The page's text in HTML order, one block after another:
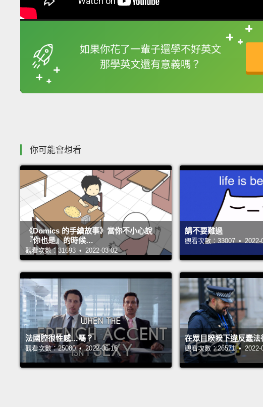
如果你花了一輩子還學不好英文
那學英文還有意義嗎？
框選或點兩下字幕可以直接查
你可能會想看
《Domics 的手繪故事》當你不小心說
『你也是』的時候…
觀看次數：31693 • 2022-03-02
請不要難過
觀看次數：33007 • 2022-
法國腔很性感…嗎？
觀看次數：25080 • 2022-06-16
在眾目睽睽下違反蠢法
觀看次數：26571 • 2022-